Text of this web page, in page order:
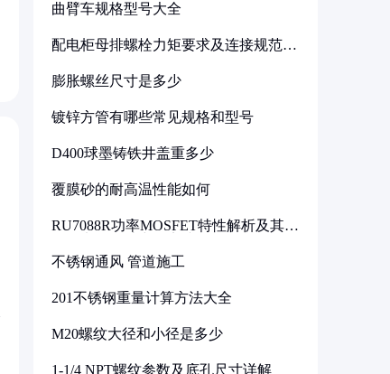
曲臂车规格型号大全
配电柜母排螺栓力矩要求及连接规范详
膨胀螺丝尺寸是多少
镀锌方管有哪些常见规格和型号
D400球墨铸铁井盖重多少
覆膜砂的耐高温性能如何
RU7088R功率MOSFET特性解析及其在
不锈钢通风 管道施工
201不锈钢重量计算方法大全
M20螺纹大径和小径是多少
1-1/4 NPT螺纹参数及底孔尺寸详解